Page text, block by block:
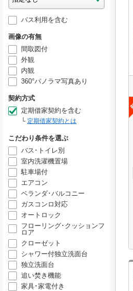
バス利用を含む
画像の有無
間取図付
外観
内観
360°パノラマ写真あり
契約方式
定期借家契約を含む
定期借家契約とは
こだわり条件を選ぶ
バス･トイレ別
室内洗濯機置場
駐車場付
エアコン
ベランダ･バルコニー
ガスコンロ対応
オートロック
フローリング･クッションフ
ロア
クローゼット
シャワー付独立洗面台
独立洗面台
追い焚き機能
家具･家電付き